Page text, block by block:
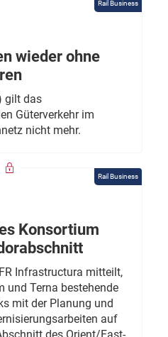
Rail Business
wieder ohne
gilt das
Güterverkehr im
nicht mehr.
Rail Business
Konsortium
Infrastructura mitteilt,
und Terna bestehende
mit der Planung und
auf